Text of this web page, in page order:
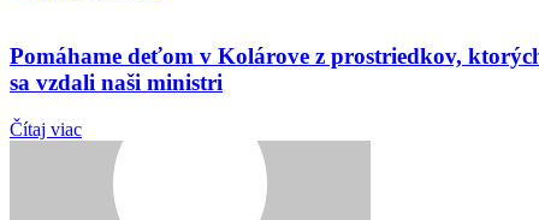
Pomáhame deťom v Kolárove z prostriedkov,
sa vzdali naši ministri
Čítaj viac